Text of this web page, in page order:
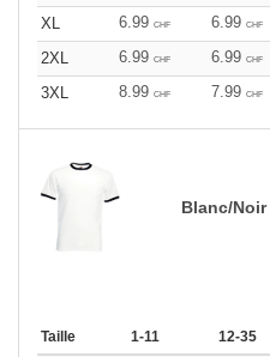
XL
6.99 CHF 6.99 CHF
2XL
6.99 CHF 6.99 CHF
3XL
8.99 CHF 7.99 CHF
Blanc/Noir
Taille 1-11 12-35